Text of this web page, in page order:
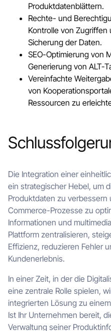
Produktdatenblättern.
Rechte- und
Kontrolle von
Sicherung der Daten.
SEO-Optimierung von
Generierung von ALT-
Vereinfachte
von
Ressourcen zu
Die Integration einer
ein strategischer Hebel, um
Produktdaten zu
Commerce-Prozesse zu
Informationen und
Plattform zentralisieren,
Effizienz, reduzieren Fehler
Kundenerlebnis.
In einer Zeit, in der die
eine zentrale Rolle spielen,
integrierten Lösung zu
Ist Ihr Unternehmen bereit,
Verwaltung seiner